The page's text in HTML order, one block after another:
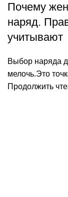
Почему
наряд.
учитывают
Выбор наряда
мелочь.Это
Продолжить